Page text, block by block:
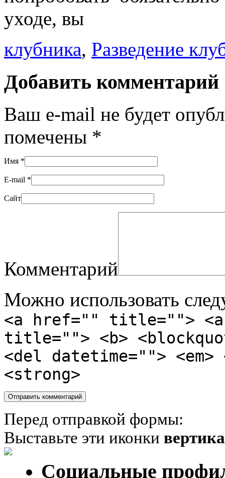
уходе, вы
клубника, Разведение
Добавить комментарий
Ваш e-mail не будет
помечены *
Имя *
E-mail *
Сайт
Комментарий
Можно использовать
<a href="" title="">
title=""> <b>
<del datetime="">
<strong>
Перед отправкой формы:
Выставьте эти иконки
Социальные